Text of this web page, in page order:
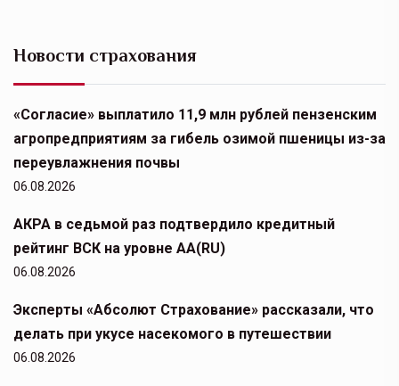
Новости страхования
«Согласие» выплатило 11,9 млн рублей пензенским
агропредприятиям за гибель озимой пшеницы из-за
переувлажнения почвы
06.08.2026
АКРА в седьмой раз подтвердило кредитный
рейтинг ВСК на уровне АА(RU)
06.08.2026
Эксперты «Абсолют Страхование» рассказали, что
делать при укусе насекомого в путешествии
06.08.2026